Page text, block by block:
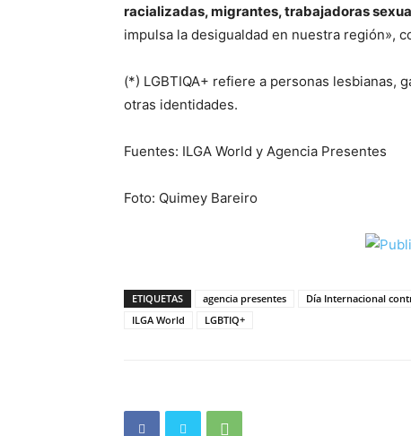
racializadas, migrantes, trabajadoras
impulsa la desigualdad en nuestra región»,
(*) LGBTIQA+ refiere a personas lesbianas,
otras identidades.
Fuentes: ILGA World y Agencia Presentes
Foto: Quimey Bareiro
ETIQUETAS agencia presentes Día Internacional
ILGA World
LGBTIQ+